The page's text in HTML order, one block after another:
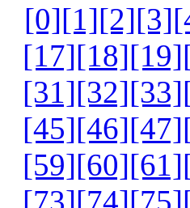
[0][1][2][3]
[17][18][19]
[31][32][33]
[45][46][47]
[59][60][61]
[73][74][75]